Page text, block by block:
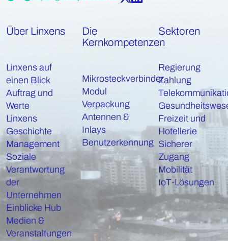
Über Linxens
Linxens auf
einen Blick
Auftrag und
Werte
Linxens
Geschichte
Management
Soziale
Verantwortung
der
Unternehmen
Einblicke Hub
Medien &
Veranstaltungen
Die
Kernkompetenzen
Mikrosteckverbinder
Modul
Verpackung
Antennen &
Inlays
Benutzerkennung
Sektoren
Regierung
Zahlung
Freizeit und
Hotellerie
Sicherer
Zugang
Mobilität
IoT-Lösungen